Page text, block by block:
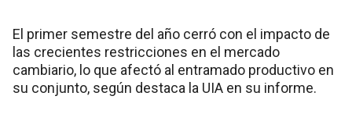
El primer semestre del año cerró con el impacto de
las crecientes restricciones en el mercado
cambiario, lo que afectó al entramado productivo en
su conjunto, según destaca la UIA en su informe.